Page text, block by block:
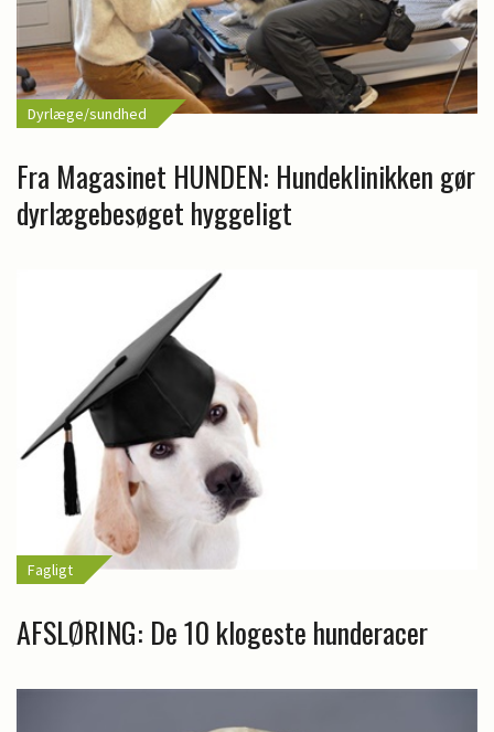
Dyrlæge/sundhed
Fra Magasinet HUNDEN: Hundeklinikken gør
dyrlægebesøget hyggeligt
Fagligt
AFSLØRING: De 10 klogeste hunderacer